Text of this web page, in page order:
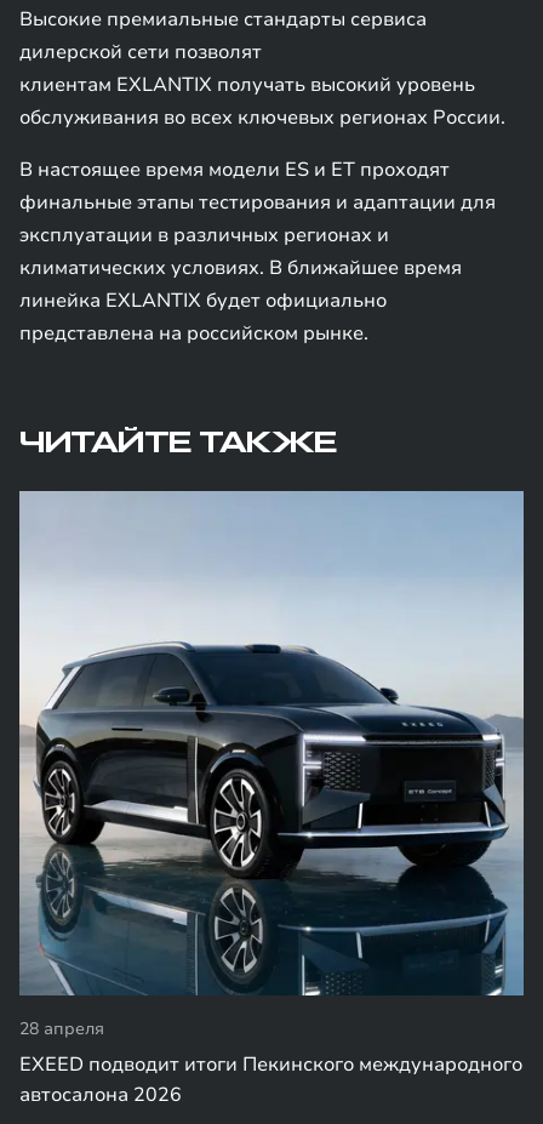
Высокие премиальные стандарты сервиса
дилерской сети позволят
клиентам EXLANTIX получать высокий уровень
обслуживания во всех ключевых регионах России.
В настоящее время модели ES и ET проходят
финальные этапы тестирования и адаптации для
эксплуатации в различных регионах и
климатических условиях. В ближайшее время
линейка EXLANTIX будет официально
представлена на российском рынке.
ЧИТАЙТЕ ТАКЖЕ
28 апреля
EXEED подводит итоги Пекинского международного
автосалона 2026